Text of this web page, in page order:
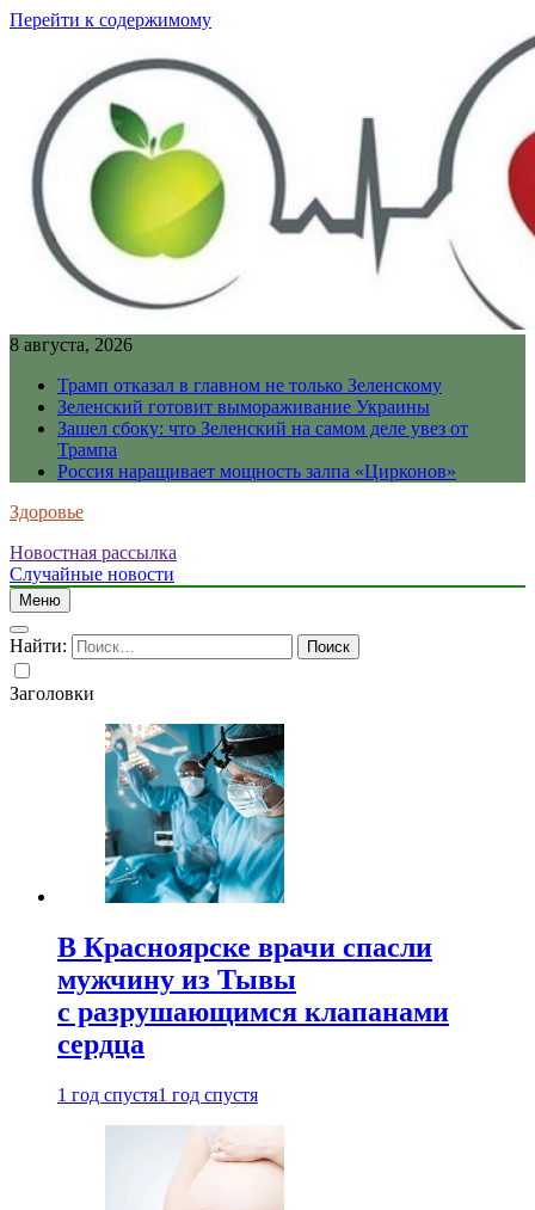
Перейти к содержимому
8 августа, 2026
Трамп отказал в главном не только Зеленскому
Зеленский готовит вымораживание Украины
Зашел сбоку: что Зеленский на самом деле увез от
Трампа
Россия наращивает мощность залпа «Цирконов»
Здоровье
Новостная рассылка
Случайные новости
Меню
Найти:
Заголовки
В Красноярске врачи спасли
мужчину из Тывы
с разрушающимся клапанами
сердца
1 год спустя1 год спустя